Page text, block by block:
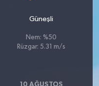
Güneşli
Nem: %50
Rüzgar: 5.31 m/s
10 AĞUSTOS